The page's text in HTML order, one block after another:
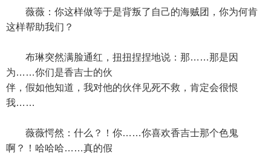
薇薇：你这样做等于是背叛了自己的海贼团，你为何肯
这样帮助我们？
布琳突然满脸通红，扭扭捏捏地说：那……那是因
为……你们是香吉士的伙
伴，假如他知道，我对他的伙伴见死不救，肯定会很恨
我……
薇薇愕然：什么？！你……你喜欢香吉士那个色鬼
啊？！哈哈哈……真的假